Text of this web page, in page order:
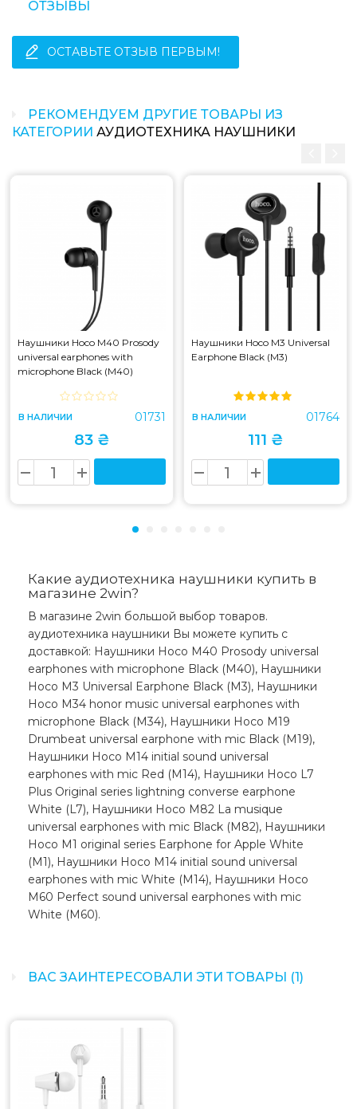
ОТЗЫВЫ
ОСТАВЬТЕ ОТЗЫВ ПЕРВЫМ!
РЕКОМЕНДУЕМ ДРУГИЕ ТОВАРЫ ИЗ
КАТЕГОРИИ АУДИОТЕХНИКА НАУШНИКИ
Наушники Hoco M40 Prosody
universal earphones with
microphone Black (M40)
В НАЛИЧИИ 01731
83 ₴
Наушники Hoco M3 Universal
Earphone Black (M3)
В НАЛИЧИИ 01764
111 ₴
Какие аудиотехника наушники купить в
магазине 2win?
В магазине 2win большой выбор товаров.
аудиотехника наушники Вы можете купить с
доставкой: Наушники Hoco M40 Prosody universal
earphones with microphone Black (M40), Наушники
Hoco M3 Universal Earphone Black (M3), Наушники
Hoco M34 honor music universal earphones with
microphone Black (M34), Наушники Hoco M19
Drumbeat universal earphone with mic Black (M19),
Наушники Hoco M14 initial sound universal
earphones with mic Red (M14), Наушники Hoco L7
Plus Original series lightning converse earphone
White (L7), Наушники Hoco M82 La musique
universal earphones with mic Black (M82), Наушники
Hoco M1 original series Earphone for Apple White
(M1), Наушники Hoco M14 initial sound universal
earphones with mic White (M14), Наушники Hoco
M60 Perfect sound universal earphones with mic
White (M60).
ВАС ЗАИНТЕРЕСОВАЛИ ЭТИ ТОВАРЫ (1)